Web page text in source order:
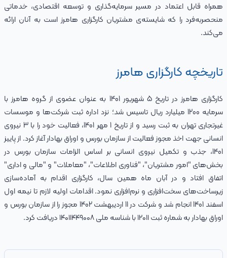
همراه قابل اعتماد در مسیر سرمایه‌گذاری و توسعه اقتصادی، خدماتی
منحصربه‌فرد را که شایسته‌ی مشتریان کارگزاری هامرز است به آنان ارائه
می‌کند.
تاریخچه کارگزاری هامرز
کارگزاری هامرز در تاریخ 5 شهریور 1401 به عنوان عضوی از گروه هامرز با
سرمایه 1200 میلیارد ریال تاسیس شد؛ نزد اداره ثبت شرکت‌ها و موسسات
غیرتجاری تهران به ثبت رسید و از تاریخ 1 مهر 1401، فعالیت خود را با 3 نیروی
انسانی جهت اخذ مجوز فعالیت از سازمان بورس و اوراق بهادار آغاز کرد. از پاییز
1401، جذب و تکمیل نیروی انسانی بر اساس الزامات سازمان بورس در
بخش‌های "امور مشتریان"، "فناوری اطلاعات"، "معاملات" و "مالی و اداری"
اتفاق افتاد و در آبان ماه همین سال، کارگزاری اقدام به آماده‌سازی
زیرساخت‌های سخت‌افزاری و نرم‌افزاری نمود. اقدامات اولیه لازم تا نیمه اول
اسفند 1401 انجام شد و شرکت در 11 اردیبهشت 1402 مجوز را از سازمان بورس و
اوراق بهادار به شماره ثبت ۱۲۰۱۱ با شناسه ملی ۱۴۰۱۱۴۴۹۰۰۸ دریافت کرد.